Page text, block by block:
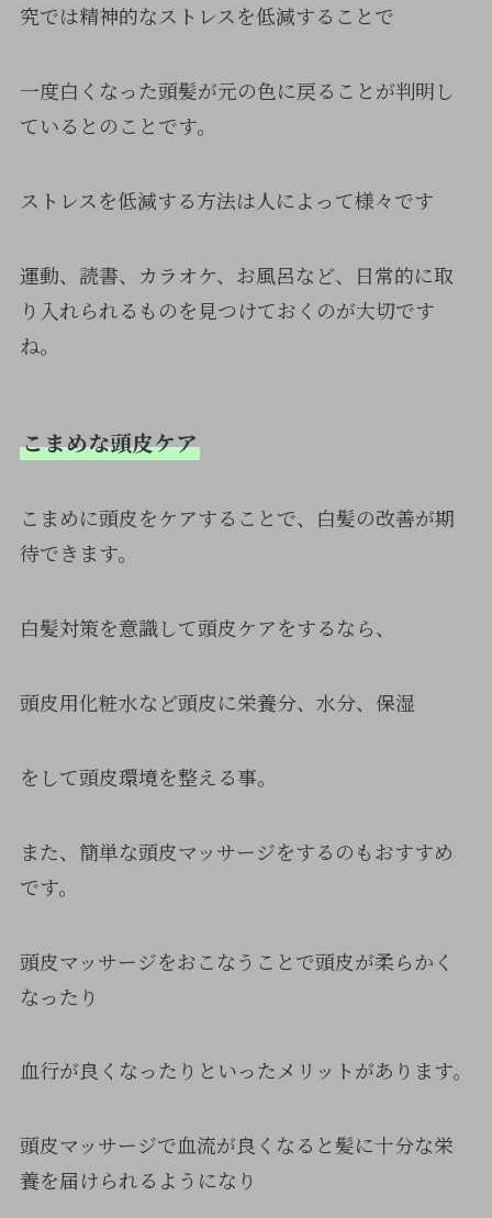
究では精神的なストレスを低減することで
一度白くなった頭髪が元の色に戻ることが判明し
ているとのことです。
ストレスを低減する方法は人によって様々です
運動、読書、カラオケ、お風呂など、日常的に取
り入れられるものを見つけておくのが大切です
ね。
こまめな頭皮ケア
こまめに頭皮をケアすることで、白髪の改善が期
待できます。
白髪対策を意識して頭皮ケアをするなら、
頭皮用化粧水など頭皮に栄養分、水分、保湿
をして頭皮環境を整える事。
また、簡単な頭皮マッサージをするのもおすすめ
です。
頭皮マッサージをおこなうことで頭皮が柔らかく
なったり
血行が良くなったりといったメリットがあります。
頭皮マッサージで血流が良くなると髪に十分な栄
養を届けられるようになり